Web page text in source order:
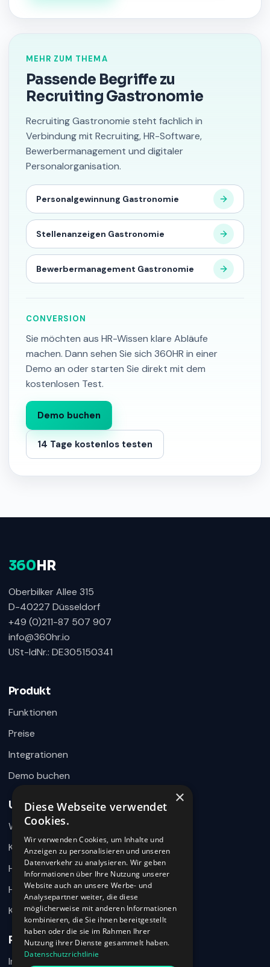
MEHR ZUM THEMA
Passende Begriffe zu
Recruiting Gastronomie
Recruiting Gastronomie steht fachlich in
Verbindung mit Recruiting, HR-Software,
Bewerbermanagement und digitaler
Personalorganisation.
Personalgewinnung Gastronomie
Stellenanzeigen Gastronomie
Bewerbermanagement Gastronomie
CONVERSION
Sie möchten aus HR-Wissen klare Abläufe
machen. Dann sehen Sie sich 360HR in einer
Demo an oder starten Sie direkt mit dem
kostenlosen Test.
Demo buchen
14 Tage kostenlos testen
360 HR
Oberbilker Allee 315
D-40227 Düsseldorf
+49 (0)211-87 507 907
info@360hr.io
USt-IdNr.: DE305150341
Produkt
Funktionen
Preise
Integrationen
Demo buchen
Unternehmen
Warum 360HR
Kontakt
Hilfecenter
HR-Wissen
Karriere
Rechtliches
Impressum
360HR Chat
Wie können wir helfen?
hier im Chat zurück.
×
Diese Webseite verwendet
Cookies.
Wir verwenden Cookies, um Inhalte und
Anzeigen zu personalisieren und unseren
Datenverkehr zu analysieren. Wir geben
Informationen über Ihre Nutzung unserer
Website auch an unsere Werbe- und
Analysepartner weiter, die diese
möglicherweise mit anderen Informationen
kombinieren, die Sie ihnen bereitgestellt
haben oder die sie im Rahmen Ihrer
Nutzung ihrer Dienste gesammelt haben.
Datenschutzrichtlinie